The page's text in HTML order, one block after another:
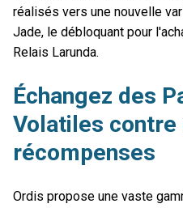
réalisés vers une nouvelle
Jade, le débloquant pour
Relais Larunda.
Échangez des
Volatiles contre
récompenses
Ordis propose une vaste